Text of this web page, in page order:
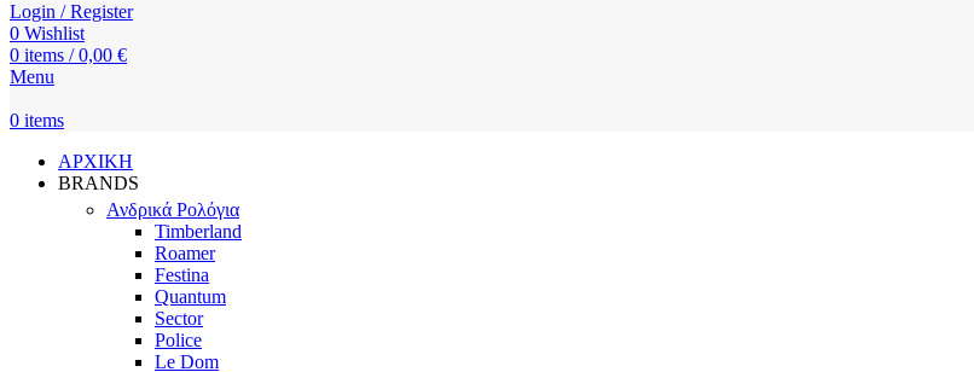
Login / Register
0 Wishlist
0 items / 0,00 €
Menu
0 items
ΑΡΧΙΚΗ
BRANDS
Ανδρικά Ρολόγια
Timberland
Roamer
Festina
Quantum
Sector
Police
Le Dom